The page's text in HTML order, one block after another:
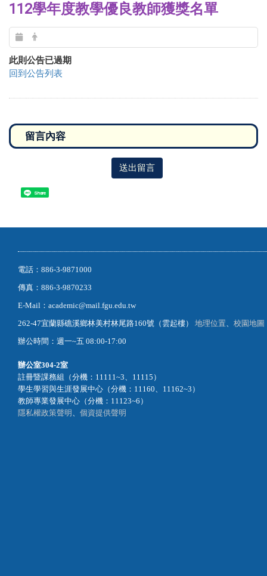
112學年度教學優良教師獲獎名單
此則公告已過期
回到公告列表
送出留言
Share
電話：886-3-9871000
傳真：886-3-9870233
E-Mail：academic@mail.fgu.edu.tw
262-47宜蘭縣礁溪鄉林美村林尾路160號（雲起樓） 地理位置
校園地圖
辦公時間：週一~五 08:00-17:00
辦公室304-2室
註冊暨課務組（分機：11111~3、11115）
學生學習與生涯發展中心（分機：11160、11162~3）
教師專業發展中心（分機：11123~6）
隱私權政策聲明
個資提供聲明